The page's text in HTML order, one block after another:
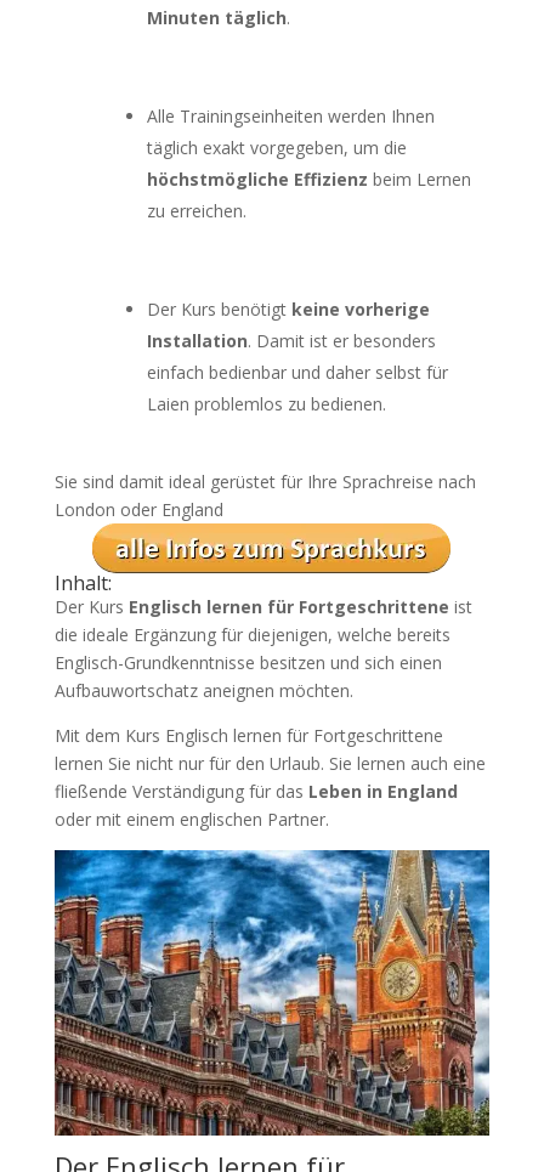
Minuten täglich.
Alle Trainingseinheiten werden Ihnen
täglich exakt vorgegeben, um die
höchstmögliche Effizienz beim Lernen
zu erreichen.
Der Kurs benötigt keine vorherige
Installation. Damit ist er besonders
einfach bedienbar und daher selbst für
Laien problemlos zu bedienen.
Sie sind damit ideal gerüstet für Ihre Sprachreise nach
London oder England
Inhalt:
Der Kurs Englisch lernen für Fortgeschrittene ist
die ideale Ergänzung für diejenigen, welche bereits
Englisch-Grundkenntnisse besitzen und sich einen
Aufbauwortschatz aneignen möchten.
Mit dem Kurs Englisch lernen für Fortgeschrittene
lernen Sie nicht nur für den Urlaub. Sie lernen auch eine
fließende Verständigung für das Leben in England
oder mit einem englischen Partner.